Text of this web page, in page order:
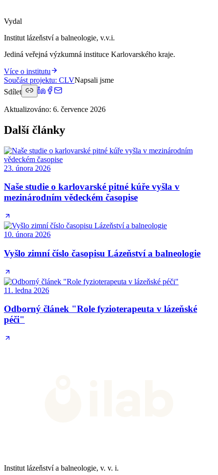
Vydal
Institut lázeňství a balneologie, v.v.i.
Jediná veřejná výzkumná instituce Karlovarského kraje.
Více o institutu
Součást projektu: CLVNapsali jsme
Sdílet
Aktualizováno: 6. července 2026
Další články
23. února 2026
Naše studie o karlovarské pitné kúře vyšla v
mezinárodním vědeckém časopise
10. února 2026
Vyšlo zimní číslo časopisu Lázeňství a balneologie
11. ledna 2026
Odborný článek "Role fyzioterapeuta v lázeňské
péči"
Institut lázeňství a balneologie, v. v. i.